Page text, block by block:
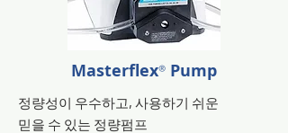
Masterflex® Pump
정량성이 우수하고, 사용하기 쉬운
믿을 수 있는 정량펌프